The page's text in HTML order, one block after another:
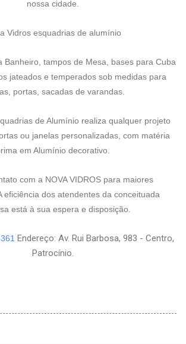
nossa cidade.
Vidros esquadrias de alumínio
Banheiro, tampos de Mesa, bases para Cuba
jateados e temperados sob medidas para
portas, sacadas de varandas.
de Alumínio realiza qualquer projeto
ou janelas personalizadas, com matéria
em Alumínio decorativo.
com a NOVA VIDROS para maiores
eficiência dos atendentes da conceituada
está à sua espera e disposição.
Endereço: Av. Rui Barbosa, 983 - Centro,
Patrocínio.